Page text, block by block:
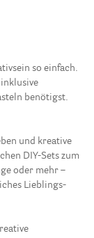
so einfach.
benötigst.
und kreative
DIY-Sets zum
oder mehr –
Lieblings-